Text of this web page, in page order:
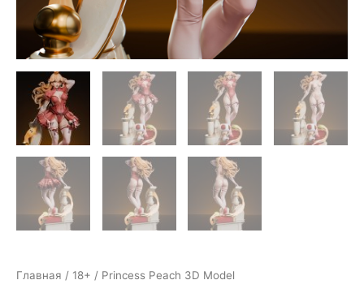
Главная / 18+ / Princess Peach 3D Model